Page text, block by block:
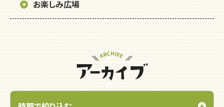
お楽しみ広場